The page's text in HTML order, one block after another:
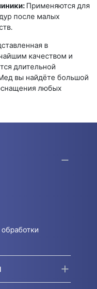
Применяются для
после малых
в
качеством и
длительной
вы найдёте большой
любых